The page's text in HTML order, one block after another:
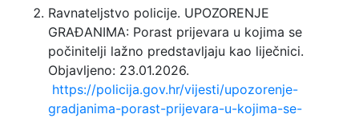
Ravnateljstvo policije. UPOZORENJE
GRAĐANIMA: Porast prijevara u kojima se
počinitelji lažno predstavljaju kao liječnici.
Objavljeno: 23.01.2026.
https://policija.gov.hr/vijesti/upozorenje-
gradjanima-porast-prijevara-u-kojima-se-